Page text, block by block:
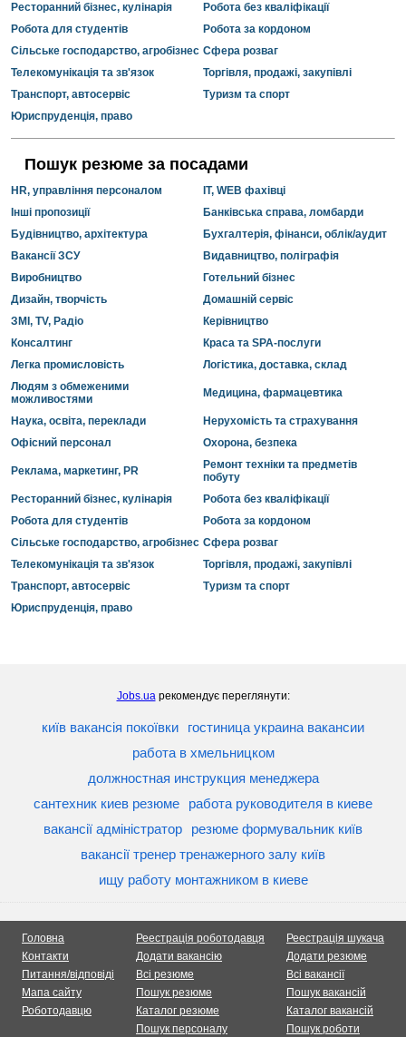
Ресторанний бізнес, кулінарія
Робота без кваліфікації
Робота для студентів
Робота за кордоном
Сільське господарство, агробізнес Сфера розваг
Телекомунікація та зв'язок
Торгівля, продажі, закупівлі
Транспорт, автосервіс
Туризм та спорт
Юриспруденція, право
Пошук резюме за посадами
HR, управління персоналом
IT, WEB фахівці
Інші пропозиції
Банківська справа, ломбарди
Будівництво, архітектура
Бухгалтерія, фінанси, облік/аудит
Вакансії ЗСУ
Видавництво, поліграфія
Виробництво
Готельний бізнес
Дизайн, творчість
Домашній сервіс
ЗМІ, TV, Радіо
Керівництво
Консалтинг
Краса та SPA-послуги
Легка промисловість
Логістика, доставка, склад
Людям з обмеженими
можливостями
Медицина, фармацевтика
Наука, освіта, переклади
Нерухомість та страхування
Офісний персонал
Охорона, безпека
Реклама, маркетинг, PR
Ремонт техніки та предметів
побуту
Ресторанний бізнес, кулінарія
Робота без кваліфікації
Робота для студентів
Робота за кордоном
Сільське господарство, агробізнес Сфера розваг
Телекомунікація та зв'язок
Торгівля, продажі, закупівлі
Транспорт, автосервіс
Туризм та спорт
Юриспруденція, право
Jobs.uaрекомендує переглянути:
київ вакансія покоївки
гостиница украина вакансии
работа в хмельницком
должностная инструкция менеджера
сантехник киев резюме
работа руководителя в киеве
вакансії адміністратор
резюме формувальник київ
вакансії тренер тренажерного залу київ
ищу работу монтажником в киеве
Головна
Контакти
Питання/відповіді
Мапа сайту
Роботодавцю
Реестрація роботодавця
Додати вакансію
Всі резюме
Пошук резюме
Каталог резюме
Пошук персоналу
Реестрація шукача
Додати резюме
Всі вакансії
Пошук вакансій
Каталог вакансій
Пошук роботи